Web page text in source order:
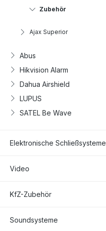
Zubehör
Ajax Superior
Abus
Hikvision Alarm
Dahua Airshield
LUPUS
SATEL Be Wave
Elektronische Schließsysteme
Video
KfZ-Zubehör
Soundsysteme